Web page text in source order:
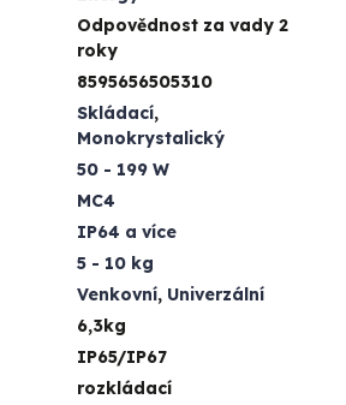
Odpovědnost za vady 2
roky
8595656505310
Skládací,
Monokrystalický
50 - 199 W
MC4
IP64 a více
5 - 10 kg
Venkovní, Univerzální
6,3kg
IP65/IP67
rozkládací